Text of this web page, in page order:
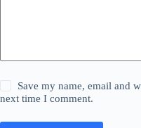
Save my name, email and
next time I comment.